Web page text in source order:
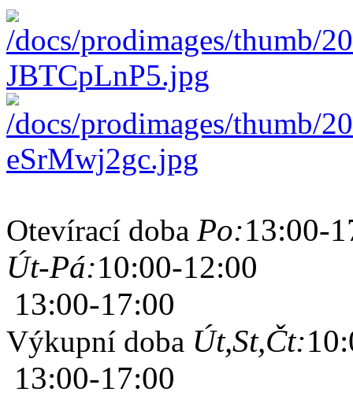
Otevírací doba Po:13:00-
Út-Pá:10:00-12:00
13:00-17:00
Výkupní doba Út,St,Čt:
13:00-17:00